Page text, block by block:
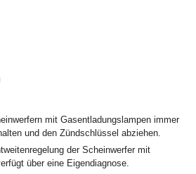
mit Gasentladungslampen immer
und den Zündschlüssel abziehen.
der Scheinwerfer mit
über eine Eigendiagnose.